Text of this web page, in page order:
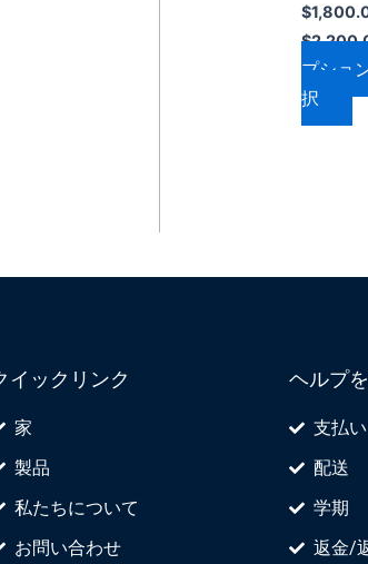
選
$
$
プショ
択
が
ン
は
イックリンク
家
製品
私たちについて
お問い合わせ
ヘルプ
支払い
配送
学期
返金/